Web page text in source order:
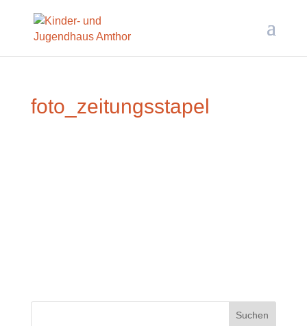
foto_zeitungsstapel